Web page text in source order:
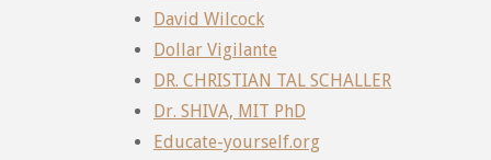
David Wilcock
Dollar Vigilante
DR. CHRISTIAN TAL SCHALLER
Dr. SHIVA, MIT PhD
Educate-yourself.org